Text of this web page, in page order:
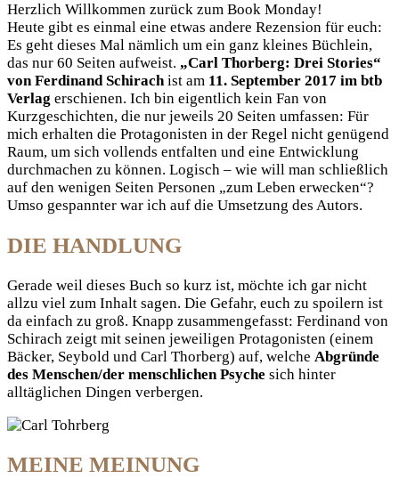
Herzlich Willkommen zurück zum Book Monday!
Heute gibt es einmal eine etwas andere Rezension für euch:
Es geht dieses Mal nämlich um ein ganz kleines Büchlein,
das nur 60 Seiten aufweist. „Carl Thorberg: Drei Stories“
von Ferdinand Schirachist am 11. September 2017 im btb
Verlag erschienen. Ich bin eigentlich kein Fan von
Kurzgeschichten, die nur jeweils 20 Seiten umfassen: Für
mich erhalten die Protagonisten in der Regel nicht genügend
Raum, um sich vollends entfalten und eine Entwicklung
durchmachen zu können. Logisch – wie will man schließlich
auf den wenigen Seiten Personen „zum Leben erwecken“?
Umso gespannter war ich auf die Umsetzung des Autors.
DIE HANDLUNG
Gerade weil dieses Buch so kurz ist, möchte ich gar nicht
allzu viel zum Inhalt sagen. Die Gefahr, euch zu spoilern ist
da einfach zu groß. Knapp zusammengefasst: Ferdinand von
Schirach zeigt mit seinen jeweiligen Protagonisten (einem
Bäcker, Seybold und Carl Thorberg) auf, welche Abgründe
des Menschen/der menschlichen Psyche sich hinter
alltäglichen Dingen verbergen.
MEINE MEINUNG